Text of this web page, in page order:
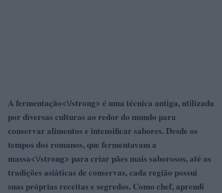
A fermentação<\/strong> é uma técnica antiga, utilizada
por diversas culturas ao redor do mundo para
conservar alimentos e intensificar sabores. Desde os
tempos dos romanos, que fermentavam a
massa<\/strong> para criar pães mais saborosos, até as
tradições asiáticas de conservas, cada região possui
suas próprias receitas e segredos. Como chef, aprendi